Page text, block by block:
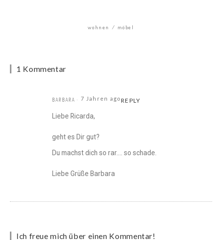
wohnen möbel
1 Kommentar
BARBARA 7 Jahren agoREPLY
Liebe Ricarda,
geht es Dir gut?
Du machst dich so rar…. so schade.
Liebe Grüße Barbara
Ich freue mich über einen Kommentar!